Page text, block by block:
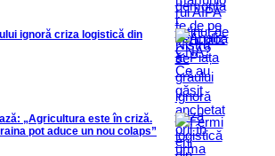
ignoră criza logistică din
„Agricultura este în criză.
pot aduce un nou colaps”